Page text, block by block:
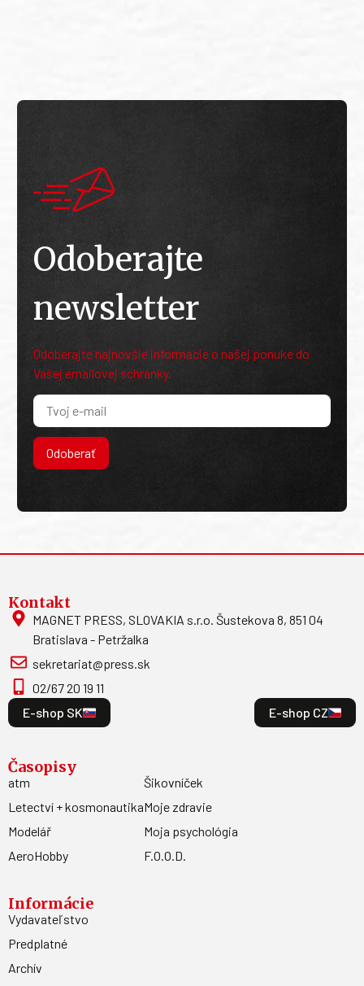
Odoberajte
newsletter
Odoberajte najnovšie informácie o našej ponuke do
Vašej emailovej schránky.
Odoberať
Kontakt
MAGNET PRESS, SLOVAKIA s.r.o. Šustekova 8, 851 04
Bratislava - Petržalka
sekretariat@press.sk
02/67 20 19 11
E-shop SK
E-shop CZ
Časopisy
atm
Letectví + kosmonautika
Modelář
AeroHobby
Šikovníček
Moje zdravie
Moja psychológia
F.O.O.D.
Informácie
Vydavateľstvo
Predplatné
Archív